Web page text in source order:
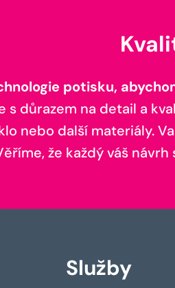
potisku,
s důrazem na detail a
nebo další materiály.
že každý váš
Služby